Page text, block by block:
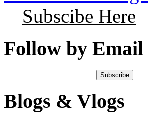
Subscibe Here
Follow by Email
Blogs & Vlogs